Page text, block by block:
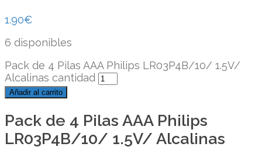
1.90€
6 disponibles
Pack de 4 Pilas AAA Philips LR03P4B/10/ 1.5V/
Alcalinas cantidad
Añadir al carrito
Pack de 4 Pilas AAA Philips
LR03P4B/10/ 1.5V/ Alcalinas